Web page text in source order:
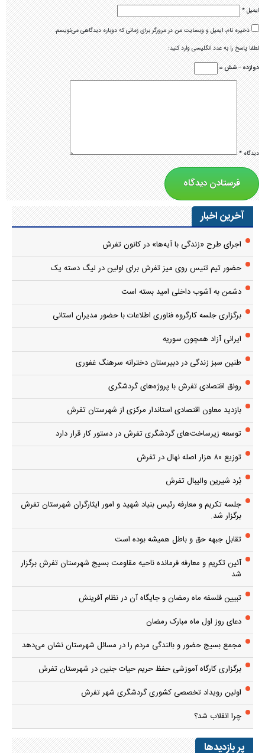
ایمیل*
ذخیره نام، ایمیل و وبسایت من در مرورگر برای زمانی که دوباره دیدگاهی می‌نویسم.
لطفا پاسخ را به عدد انگلیسی وارد کنید:
دوازده − شش =
دیدگاه*
آخرین اخبار
اجرای طرح «زندگی با آیه‌ها» در کانون تفرش
حضور تیم تنیس روی میز تفرش برای اولین در لیگ دسته یک
دشمن به آشوب داخلی امید بسته است
برگزاری جلسه کارگروه فناوری اطلاعات با حضور مدیران استانی
ایرانی آزاد همچون سوریه
طنین سبز زندگی در دبیرستان دخترانه سرهنگ غفوری
رونق اقتصادی تفرش با پروژه‌های گردشگری
بازدید معاون اقتصادی استاندار مرکزی از شهرستان تفرش
توسعه زیرساخت‌های گردشگری تفرش در دستور کار قرار دارد
توزیع ۸۰ هزار اصله نهال در تفرش
بُرد شیرین والیبال تفرش
جلسه تکریم و معارفه رئیس بنیاد شهید و امور ایثارگران شهرستان تفرش
برگزار شد.
تقابل جبهه حق و باطل همیشه بوده است
آئین تکریم و معارفه فرمانده ناحیه مقاومت بسیج شهرستان تفرش برگزار
شد
تبیین فلسفه ماه رمضان و جایگاه آن در نظام آفرینش
دعای روز اول ماه مبارک رمضان
مجمع بسیج حضور و بالندگی مردم را در مسائل شهرستان نشان می‌دهد
برگزاری کارگاه آموزشی حفظ حریم حیات جنین در شهرستان تفرش
اولین رویداد تخصصی کشوری گردشگری شهر تفرش
چرا انقلاب شد؟
پر بازدیدها